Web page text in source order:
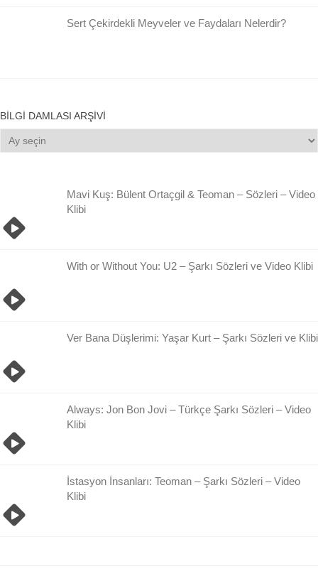
Sert Çekirdekli Meyveler ve Faydaları Nelerdir?
BILGI DAMLASI ARŞIVI
Bilgi
Damlası
Mavi Kuş: Bülent Ortaçgil & Teoman – Sözleri – Video
Klibi
With or Without You: U2 – Şarkı Sözleri ve Video Klibi
Ver Bana Düşlerimi: Yaşar Kurt – Şarkı Sözleri ve Klibi
Always: Jon Bon Jovi – Türkçe Şarkı Sözleri – Video
Klibi
İstasyon İnsanları: Teoman – Şarkı Sözleri – Video
Klibi